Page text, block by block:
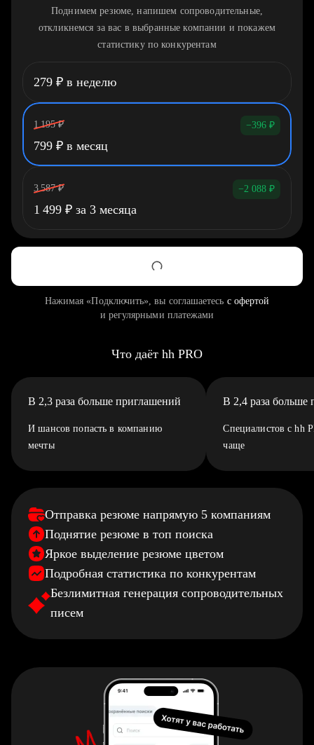
Поднимем резюме, напишем сопроводительные,
откликнемся за вас в выбранные компании и покажем
статистику по конкурентам
279 ₽ в неделю
1 195 ₽ −396 ₽
799 ₽ в месяц
3 587 ₽ −2 088 ₽
1 499 ₽ за 3 месяца
Нажимая «Подключить», вы соглашаетесь с офертой
и регулярными платежами
Что даёт hh PRO
В 2,3 раза больше приглашений
И шансов попасть в компанию
мечты
В 2,4 раза больше
Специалистов с hh
чаще
Отправка резюме напрямую 5 компаниям
Поднятие резюме в топ поиска
Яркое выделение резюме цветом
Подробная статистика по конкурентам
Безлимитная генерация сопроводительных
писем